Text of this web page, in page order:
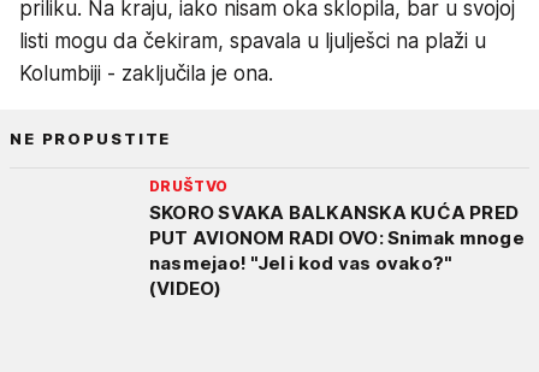
priliku. Na kraju, iako nisam oka sklopila, bar u svojoj
listi mogu da čekiram, spavala u ljulješci na plaži u
Kolumbiji - zaključila je ona.
NE PROPUSTITE
DRUŠTVO
SKORO SVAKA BALKANSKA KUĆA PRED
PUT AVIONOM RADI OVO: Snimak mnoge
nasmejao! "Jel i kod vas ovako?"
(VIDEO)